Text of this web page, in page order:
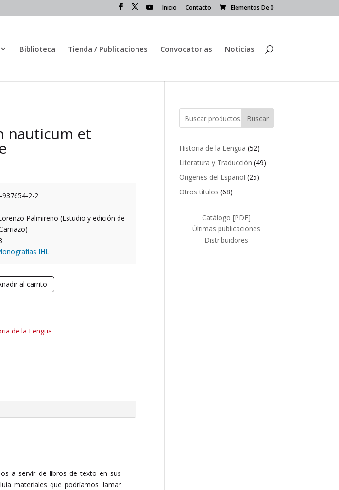
Inicio Contacto Elementos De 0
Biblioteca Tienda / Publicaciones Convocatorias Noticias
nauticum et
937654-2-2
Palmireno (Estudio y edición de
IHL
al carrito
de la Lengua
a servir de libros de texto en sus
materiales que podríamos llamar
Buscar
Historia de la Lengua 5252
productos
Literatura y Traducción 4949
Orígenes del Español 2525
Otros títulos 6868
Catálogo [PDF]
Últimas publicaciones
Distribuidores